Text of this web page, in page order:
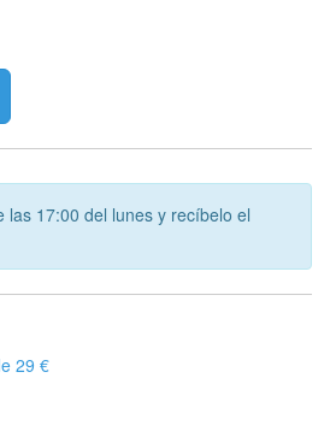
las 17:00 del lunes y recíbelo el
29 €